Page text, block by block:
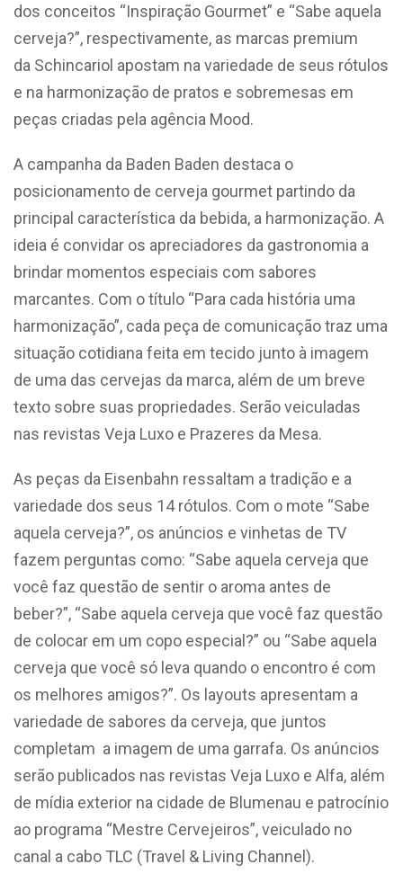
dos conceitos “Inspiração Gourmet” e “Sabe aquela
cerveja?”, respectivamente, as marcas premium
da Schincariol apostam na variedade de seus rótulos
e na harmonização de pratos e sobremesas em
peças criadas pela agência Mood.
A campanha da Baden Baden destaca o
posicionamento de cerveja gourmet partindo da
principal característica da bebida, a harmonização. A
ideia é convidar os apreciadores da gastronomia a
brindar momentos especiais com sabores
marcantes. Com o título “Para cada história uma
harmonização”, cada peça de comunicação traz uma
situação cotidiana feita em tecido junto à imagem
de uma das cervejas da marca, além de um breve
texto sobre suas propriedades. Serão veiculadas
nas revistas Veja Luxo e Prazeres da Mesa.
As peças da Eisenbahn ressaltam a tradição e a
variedade dos seus 14 rótulos. Com o mote “Sabe
aquela cerveja?”, os anúncios e vinhetas de TV
fazem perguntas como: “Sabe aquela cerveja que
você faz questão de sentir o aroma antes de
beber?”, “Sabe aquela cerveja que você faz questão
de colocar em um copo especial?” ou “Sabe aquela
cerveja que você só leva quando o encontro é com
os melhores amigos?”. Os layouts apresentam a
variedade de sabores da cerveja, que juntos
completam a imagem de uma garrafa. Os anúncios
serão publicados nas revistas Veja Luxo e Alfa, além
de mídia exterior na cidade de Blumenau e patrocínio
ao programa “Mestre Cervejeiros”, veiculado no
canal a cabo TLC (Travel & Living Channel).